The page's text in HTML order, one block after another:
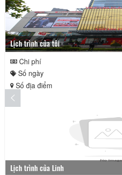
Lịch trình của tôi
Chi phí
Số ngày
Số địa điểm
Lịch trình của Linh